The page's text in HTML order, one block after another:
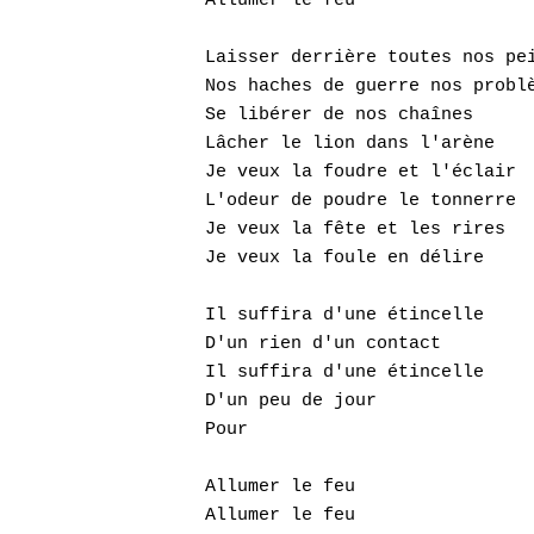
Laisser derrière toutes nos
Nos haches de guerre nos
Se libérer de nos chaînes
Lâcher le lion dans l'arène
Je veux la foudre et l'éclair
L'odeur de poudre le tonnerre
Je veux la fête et les rires
Je veux la foule en délire
Il suffira d'une étincelle
D'un rien d'un contact
Il suffira d'une étincelle
D'un peu de jour
Pour
Allumer le feu
Allumer le feu